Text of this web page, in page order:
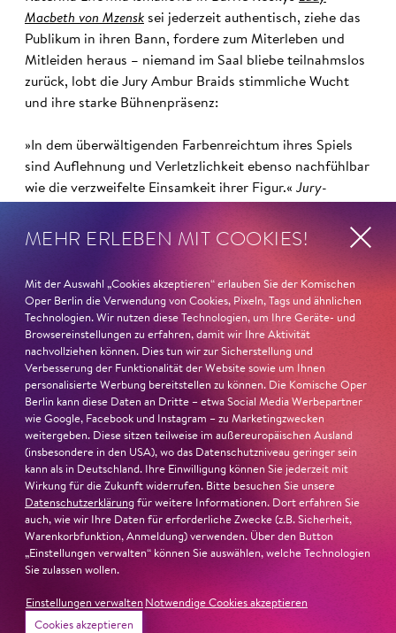
Macbeth von Mzensk sei jederzeit authentisch, ziehe das
Publikum in ihren Bann, fordere zum Miterleben und
Mitleiden heraus – niemand im Saal bliebe teilnahmslos
zurück, lobt die Jury Ambur Braids stimmliche Wucht
und ihre starke Bühnenpräsenz:
»In dem überwältigenden Farbenreichtum ihres Spiels
sind Auflehnung und Verletzlichkeit ebenso nachfühlbar
wie die verzweifelte Einsamkeit ihrer Figur.« Jury-
22. Juni 2026
Paradies und Abgrund
Von lautem Flehen, sanfter Trauer und dem viel zu
frühen Abschied im französischem Chorkonzert
MEHR ERLEBEN MIT COOKIES!
Mit der Auswahl „Cookies akzeptieren“ erlauben Sie der Komischen
Oper Berlin die Verwendung von Cookies, Pixeln, Tags und ähnlichen
Technologien. Wir nutzen diese Technologien, um Ihre Geräte- und
Browsereinstellungen zu erfahren, damit wir Ihre Aktivität
nachvollziehen können. Dies tun wir zur Sicherstellung und
Verbesserung der Funktionalität der Website sowie um Ihnen
personalisierte Werbung bereitstellen zu können. Die Komische Oper
Berlin kann diese Daten an Dritte – etwa Social Media Werbepartner
wie Google, Facebook und Instagram – zu Marketingzwecken
weitergeben. Diese sitzen teilweise im außereuropäischen Ausland
(insbesondere in den USA), wo das Datenschutzniveau geringer sein
kann als in Deutschland. Ihre Einwilligung können Sie jederzeit mit
Wirkung für die Zukunft widerrufen. Bitte besuchen Sie unsere
Datenschutzerklärung für weitere Informationen. Dort erfahren Sie
auch, wie wir Ihre Daten für erforderliche Zwecke (z.B. Sicherheit,
Warenkorbfunktion, Anmeldung) verwenden. Über den Button
„Einstellungen verwalten“ können Sie auswählen, welche Technologien
Sie zulassen wollen.
Einstellungen verwalten Notwendige Cookies akzeptieren
Cookies akzeptieren